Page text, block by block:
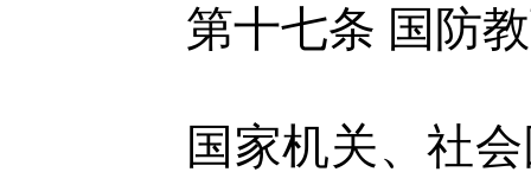
第十七条 国防
国家机关、社